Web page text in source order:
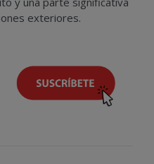
exteriores.